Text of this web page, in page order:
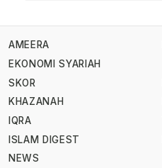
AMEERA
EKONOMI SYARIAH
SKOR
KHAZANAH
IQRA
ISLAM DIGEST
NEWS